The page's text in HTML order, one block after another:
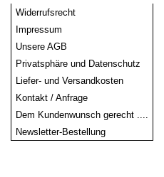
Widerrufsrecht
Impressum
Unsere AGB
Privatsphäre und Datenschutz
Liefer- und Versandkosten
Kontakt / Anfrage
Dem Kundenwunsch gerecht ....
Newsletter-Bestellung